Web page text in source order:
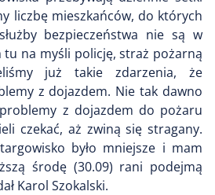
liczbę mieszkańców, do których
bezpieczeństwa nie są w
tu na myśli policję, straż pożarną
już takie zdarzenia, że
z dojazdem. Nie tak dawno
z dojazdem do pożaru
czekać, aż zwiną się stragany.
było mniejsze i mam
środę (30.09) rani podejmą
Karol Szokalski.